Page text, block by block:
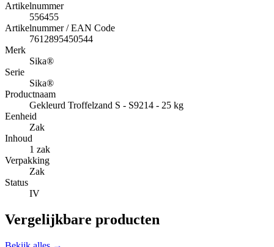
Artikelnummer
556455
Artikelnummer / EAN Code
7612895450544
Merk
Sika®
Serie
Sika®
Productnaam
Gekleurd Troffelzand S - S9214 - 25 kg
Eenheid
Zak
Inhoud
1 zak
Verpakking
Zak
Status
IV
Vergelijkbare producten